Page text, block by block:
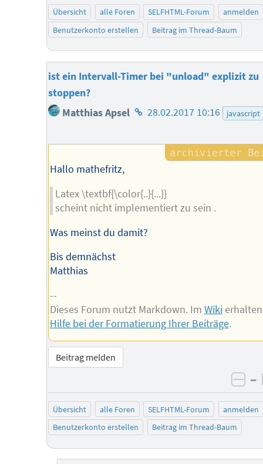
Übersicht alle Foren SELFHTML-Forum
anmelden
Benutzerkonto erstellen
Beitrag im Thread-Baum
ist ein Intervall-Timer bei "unload" explizit zu
stoppen?
Matthias Apsel Homepage
Autors
28.02.2017 10:16 javascript
Hallo mathefritz,
Latex \textbf{\color{..}{...}}
scheint nicht implementiert zu sein .
Was meinst du damit?
Bis demnächst
Matthias
--
Dieses Forum nutzt Markdown. Im Wikierhalten
Hilfe bei der Formatierung Ihrer Beiträge.
Beitrag melden
–
Übersicht alle Foren SELFHTML-Forum
anmelden
Benutzerkonto erstellen
Beitrag im Thread-Baum